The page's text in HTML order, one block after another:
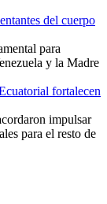
del cuerpo
para
y la Madre
fortalecen
impulsar
para el resto de